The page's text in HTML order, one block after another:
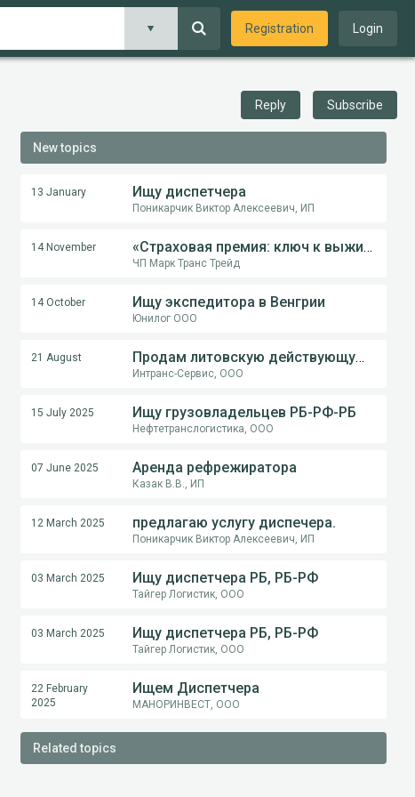
Registration Login
Reply Subscribe
New topics
13 January Ищу диспетчера
Поникарчик Виктор Алексеевич, ИП
14 November «Страховая премия: ключ к выживанию перевозчика в международной логистике»
ЧП Марк Транс Трейд
14 October Ищу экспедитора в Венгрии
Юнилог ООО
21 August Продам литовскую действующую компанию
Интранс-Сервис, ООО
15 July 2025 Ищу грузовладельцев РБ-РФ-РБ
Нефтетранслогистика, ООО
07 June 2025 Аренда рефрежиратора
Казак В.В., ИП
12 March 2025 предлагаю услугу диспечера.
Поникарчик Виктор Алексеевич, ИП
03 March 2025 Ищу диспетчера РБ, РБ-РФ
Тайгер Логистик, ООО
03 March 2025 Ищу диспетчера РБ, РБ-РФ
Тайгер Логистик, ООО
22 February
2025
Ищем Диспетчера
МАНОРИНВЕСТ, ООО
Related topics